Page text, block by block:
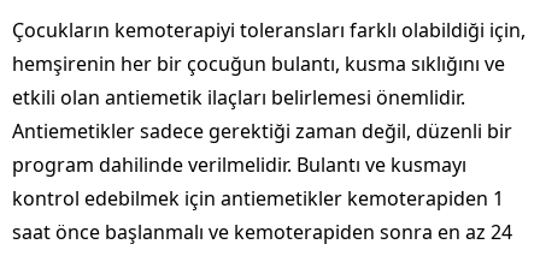
Çocukların kemoterapiyi toleransları farklı olabildiği için,
hemşirenin her bir çocuğun bulantı, kusma sıklığını ve
etkili olan antiemetik ilaçları belirlemesi önemlidir.
Antiemetikler sadece gerektiği zaman değil, düzenli bir
program dahilinde verilmelidir. Bulantı ve kusmayı
kontrol edebilmek için antiemetikler kemoterapiden 1
saat önce başlanmalı ve kemoterapiden sonra en az 24